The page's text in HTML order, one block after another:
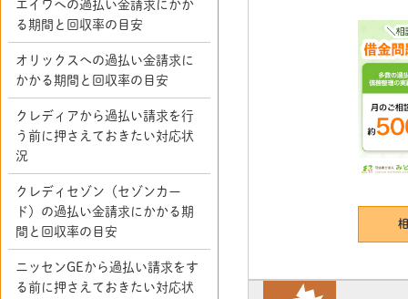
エイワへの過払い金請求にかか
る期間と回収率の目安
オリックスへの過払い金請求に
かかる期間と回収率の目安
クレディアから過払い請求を行
う前に押さえておきたい対応状
況
クレディセゾン（セゾンカー
ド）の過払い金請求にかかる期
間と回収率の目安
ニッセンGEから過払い請求をす
る前に押さえておきたい対応状